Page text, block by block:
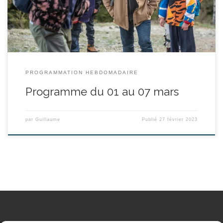
professeur, organise une sortie surprenante et périlleuse […]
PROGRAMMATION HEBDOMADAIRE
Programme du 01 au 07 mars
par Guillaume Publié27 février 2023